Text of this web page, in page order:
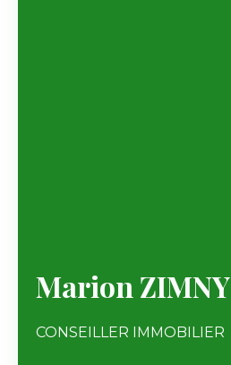
Marion ZIMNY
CONSEILLER IMMOBILIER